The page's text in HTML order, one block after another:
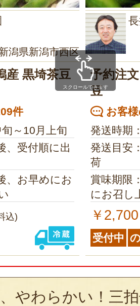
潟県新潟市西区
産 黒埼茶豆
件
～10月上旬
、受付順に出
、お早めにお
込)
予約注
豆
お客
発送時期
発送目安
荷
賞味期限
にお召し
￥2,700
受付中
スクロールできます
やわらかい！三